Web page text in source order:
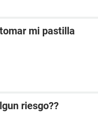
mi pastilla
riesgo??